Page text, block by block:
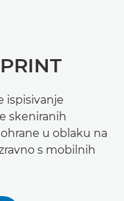
ispisivanje
skeniranih
u oblaku na
s mobilnih